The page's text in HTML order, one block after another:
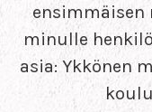
ensimmäisen
minulle
asia: Ykkönen